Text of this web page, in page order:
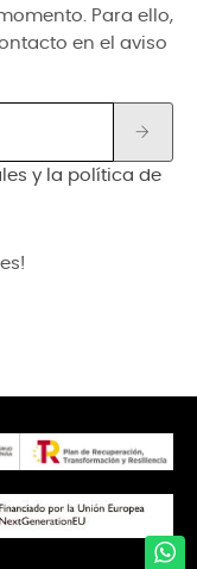
Para ello,
en el aviso
y la política de